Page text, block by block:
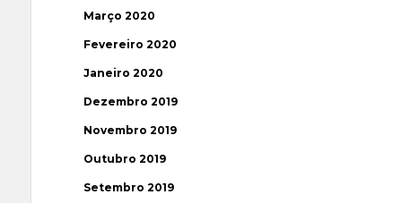
Março 2020
Fevereiro 2020
Janeiro 2020
Dezembro 2019
Novembro 2019
Outubro 2019
Setembro 2019